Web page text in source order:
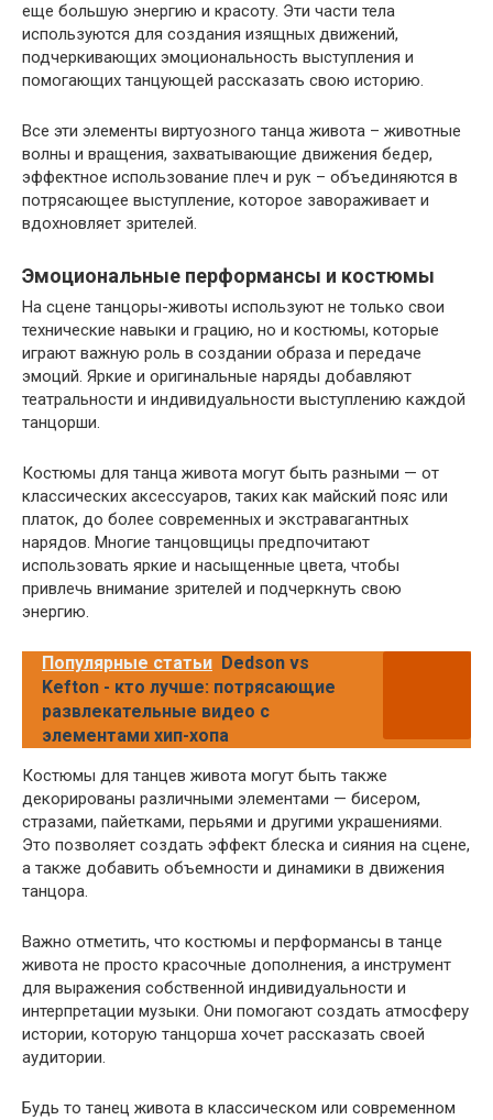
еще большую энергию и красоту. Эти части тела
используются для создания изящных движений,
подчеркивающих эмоциональность выступления и
помогающих танцующей рассказать свою историю.
Все эти элементы виртуозного танца живота – животные
волны и вращения, захватывающие движения бедер,
эффектное использование плеч и рук – объединяются в
потрясающее выступление, которое завораживает и
вдохновляет зрителей.
Эмоциональные перформансы и костюмы
На сцене танцоры-животы используют не только свои
технические навыки и грацию, но и костюмы, которые
играют важную роль в создании образа и передаче
эмоций. Яркие и оригинальные наряды добавляют
театральности и индивидуальности выступлению каждой
танцорши.
Костюмы для танца живота могут быть разными — от
классических аксессуаров, таких как майский пояс или
платок, до более современных и экстравагантных
нарядов. Многие танцовщицы предпочитают
использовать яркие и насыщенные цвета, чтобы
привлечь внимание зрителей и подчеркнуть свою
энергию.
Популярные статьи Dedson vs
Kefton - кто лучше: потрясающие
развлекательные видео с
элементами хип-хопа
Костюмы для танцев живота могут быть также
декорированы различными элементами — бисером,
стразами, пайетками, перьями и другими украшениями.
Это позволяет создать эффект блеска и сияния на сцене,
а также добавить объемности и динамики в движения
танцора.
Важно отметить, что костюмы и перформансы в танце
живота не просто красочные дополнения, а инструмент
для выражения собственной индивидуальности и
интерпретации музыки. Они помогают создать атмосферу
истории, которую танцорша хочет рассказать своей
аудитории.
Будь то танец живота в классическом или современном